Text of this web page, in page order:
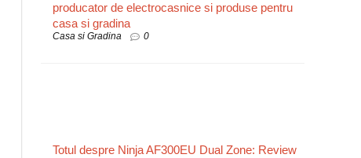
producator de electrocasnice si produse pentru
casa si gradina
Casa si Gradina 0
Totul despre Ninja AF300EU Dual Zone: Review